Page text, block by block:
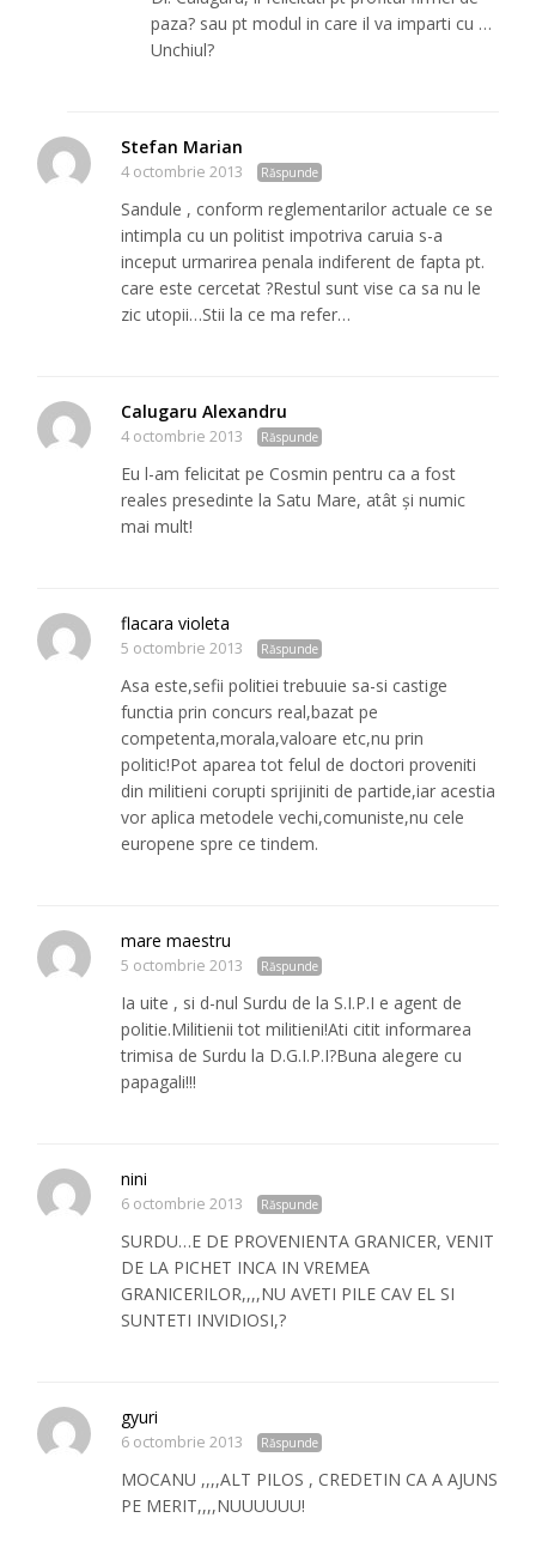
paza? sau pt modul in care il va imparti cu …
Unchiul?
Stefan Marian
4 octombrie 2013 Răspunde
Sandule , conform reglementarilor actuale ce se
intimpla cu un politist impotriva caruia s-a
inceput urmarirea penala indiferent de fapta pt.
care este cercetat ?Restul sunt vise ca sa nu le
zic utopii…Stii la ce ma refer…
Calugaru Alexandru
4 octombrie 2013 Răspunde
Eu l-am felicitat pe Cosmin pentru ca a fost
reales presedinte la Satu Mare, atât și numic
mai mult!
flacara violeta
5 octombrie 2013 Răspunde
Asa este,sefii politiei trebuuie sa-si castige
functia prin concurs real,bazat pe
competenta,morala,valoare etc,nu prin
politic!Pot aparea tot felul de doctori proveniti
din militieni corupti sprijiniti de partide,iar acestia
vor aplica metodele vechi,comuniste,nu cele
europene spre ce tindem.
mare maestru
5 octombrie 2013 Răspunde
Ia uite , si d-nul Surdu de la S.I.P.I e agent de
politie.Militienii tot militieni!Ati citit informarea
trimisa de Surdu la D.G.I.P.I?Buna alegere cu
papagali!!!
nini
6 octombrie 2013 Răspunde
SURDU…E DE PROVENIENTA GRANICER, VENIT
DE LA PICHET INCA IN VREMEA
GRANICERILOR,,,,NU AVETI PILE CAV EL SI
SUNTETI INVIDIOSI,?
gyuri
6 octombrie 2013 Răspunde
MOCANU ,,,,ALT PILOS , CREDETIN CA A AJUNS
PE MERIT,,,,NUUUUUU!